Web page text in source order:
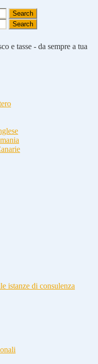
e tasse - da sempre a tua
istanze di consulenza